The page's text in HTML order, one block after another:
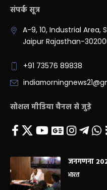
संपर्क सूत्र
A-9, 10, Industrial Area,
Jaipur Rajasthan-
+91 73576 89838
सोशल मीडिया चैनल से जुड़े
जनगणना
भारत